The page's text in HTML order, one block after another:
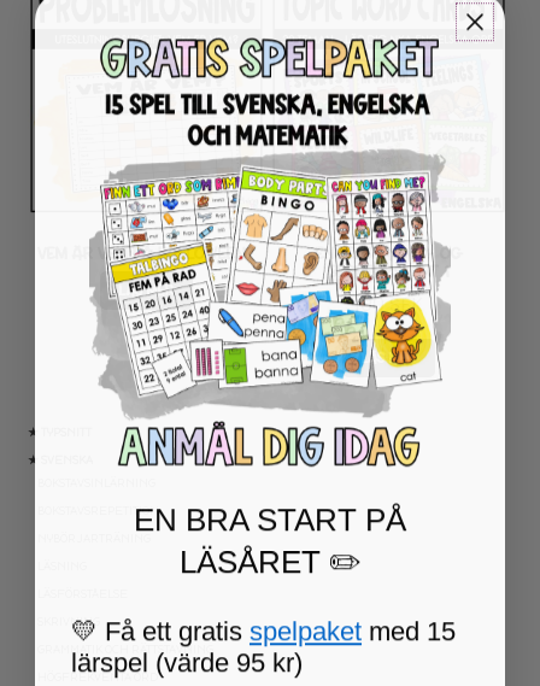
★ TYPSNITT
★ SVENSKA
BOKSTAVSREPETITION
SKRIVNING
GRAMMATIK OCH RÄTTSTAVNING
HÖGFREKVENTA ORD
VEM ÄR VEM PÅ HALLOWEEN?
LÄS MER
ENGELSKA ORD- OG
BEGREPPSKORT 1
100SEK
LÄS MER
EN BRA START PÅ
LÄSÅRET ✏️
💛 Få ett gratis spelpaket med 15
lärspel (värde 95 kr)